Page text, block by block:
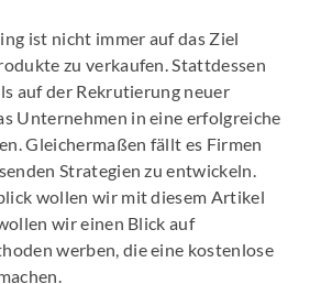
ist nicht immer auf das Ziel
zu verkaufen. Stattdessen
auf der Rekrutierung neuer
Unternehmen in eine erfolgreiche
Gleichermaßen fällt es Firmen
Strategien zu entwickeln.
wollen wir mit diesem Artikel
wir einen Blick auf
werben, die eine kostenlose